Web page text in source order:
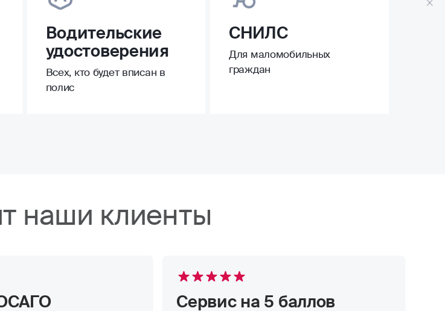
Водительские
удостоверения
Всех, кто будет вписан в
полис
СНИЛС
Для маломобильных
граждан
наши клиенты
Сервис на 5 баллов